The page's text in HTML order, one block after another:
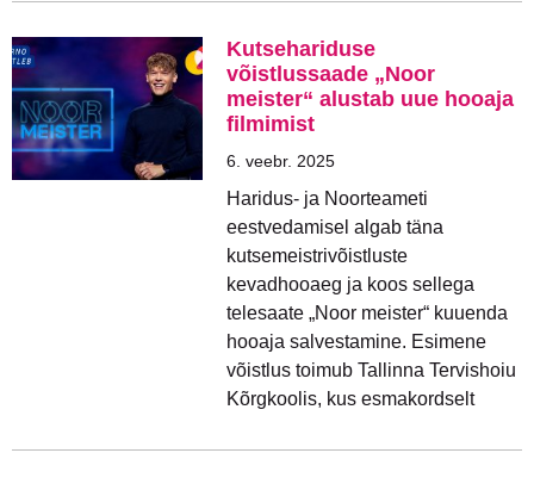
Kutsehariduse
võistlussaade „Noor
meister“ alustab uue hooaja
filmimist
6. veebr. 2025
Haridus- ja Noorteameti
eestvedamisel algab täna
kutsemeistrivõistluste
kevadhooaeg ja koos sellega
telesaate „Noor meister“ kuuenda
hooaja salvestamine. Esimene
võistlus toimub Tallinna Tervishoiu
Kõrgkoolis, kus esmakordselt